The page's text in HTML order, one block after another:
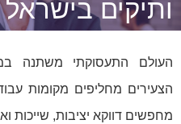
ותיקים בישראל
העולם התעסוקתי משתנה
מחפשים דווקא יציבות,